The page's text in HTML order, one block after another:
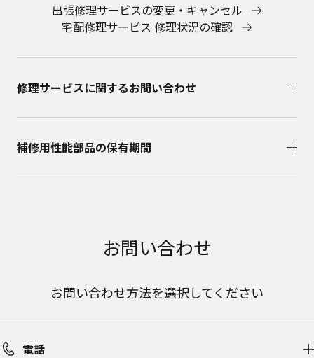
の可能性があることについてあらかじめ知らされた場
合でも、当社は一切責任を負いませんことをご了承く
本ウェブサイトのサービスの中止、変更など
容や条件を変更する場合があります。あらかじめご了
取扱説明書は、商品をご購入いただいたお客様のため
の資料です。本ウェブサイトに公開されている取扱説
出張修理サービスの変更・キャンセル
宅配修理サービス 修理状況の確認
修理サービスに関するお問い合わせ​
補修用性能部品の保有期間​
お問い合わせ
お問い合わせ方法を選択してください
電話